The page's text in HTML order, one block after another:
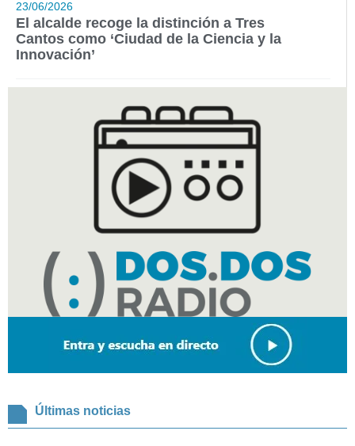
23/06/2026
El alcalde recoge la distinción a Tres
Cantos como ‘Ciudad de la Ciencia y la
Innovación’
Últimas noticias